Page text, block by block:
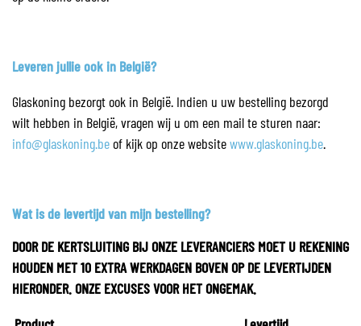
Leveren jullie ook in België?
Glaskoning bezorgt ook in België. Indien u uw bestelling bezorgd
wilt hebben in België, vragen wij u om een mail te sturen naar:
info@glaskoning.beof kijk op onze websitewww.glaskoning.be.
Wat is de levertijd van mijn bestelling?
DOOR DE KERTSLUITING BIJ ONZE LEVERANCIERS MOET U REKENING
HOUDEN MET 10 EXTRA WERKDAGEN BOVEN OP DE LEVERTIJDEN
HIERONDER. ONZE EXCUSES VOOR HET ONGEMAK.